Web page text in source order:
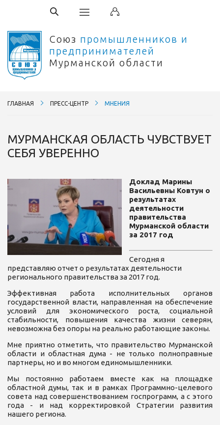
Союз промышленников и
предпринимателей
Мурманской области
ГЛАВНАЯ ПРЕСС-ЦЕНТР МНЕНИЯ
МУРМАНСКАЯ ОБЛАСТЬ ЧУВСТВУЕТ
СЕБЯ УВЕРЕННО
Доклад Марины
Васильевны Ковтун о
результатах
деятельности
правительства
Мурманской области
за 2017 год
Сегодня я
представляю отчет о результатах деятельности
регионального правительства за 2017 год.
Эффективная работа исполнительных органов
государственной власти, направленная на обеспечение
условий для экономического роста, социальной
стабильности, повышения качества жизни северян,
невозможна без опоры на реально работающие законы.
Мне приятно отметить, что правительство Мурманской
области и областная дума - не только полноправные
партнеры, но и во многом единомышленники.
Мы постоянно работаем вместе как на площадке
областной думы, так и в рамках Программно-целевого
совета над совершенствованием госпрограмм, а с этого
года - и над корректировкой Стратегии развития
нашего региона.